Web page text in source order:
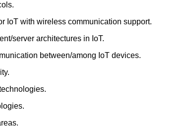
IoT with wireless communication support.
server architectures in IoT.
between/among IoT devices.